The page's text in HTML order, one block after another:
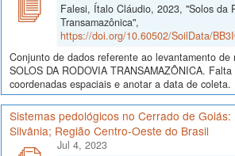
Falesi, Ítalo Cláudio, 2023, "Solos da
Transamazônica",
https://doi.org/10.60502/SoilData/
Conjunto de dados referente ao levantamento de
SOLOS DA RODOVIA TRANSAMAZÔNICA.
coordenadas espaciais e anotar a data de coleta.
Sistemas pedológicos no Cerrado de
Silvânia; Região Centro-Oeste do Brasil
Jul 4, 2023